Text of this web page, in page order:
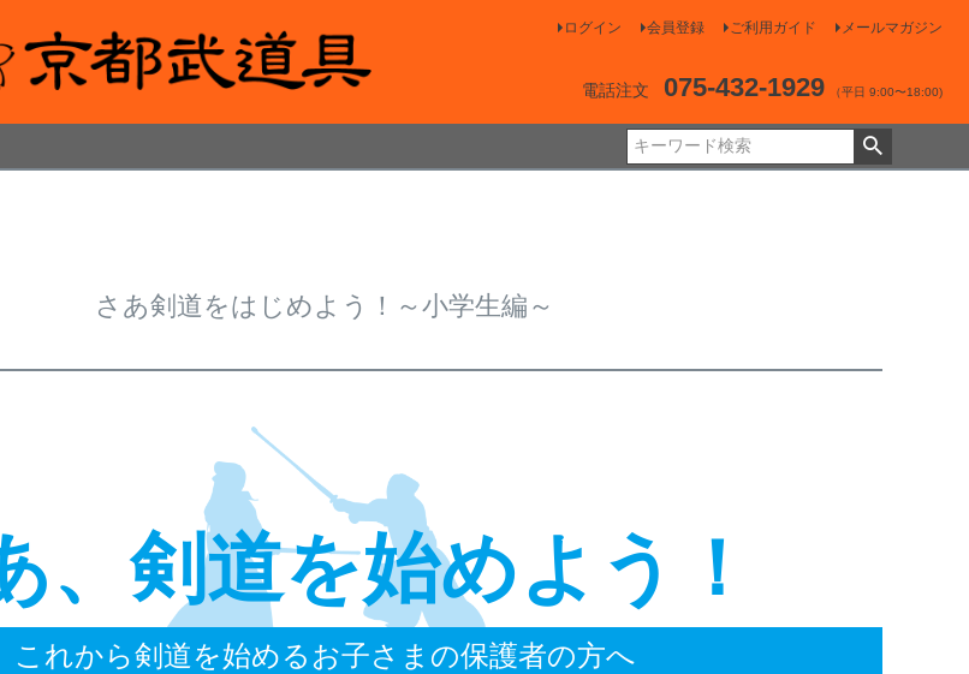
ログイン 会員登録 ご利用ガイド メールマガジン
電話注文 075-432-1929 （平日 9:00〜18:00)
さあ剣道をはじめよう！～小学生編～
、剣道を始めよう！
これから剣道を始めるお子さまの保護者の方へ